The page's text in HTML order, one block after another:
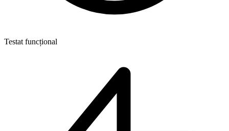
Testat funcțional